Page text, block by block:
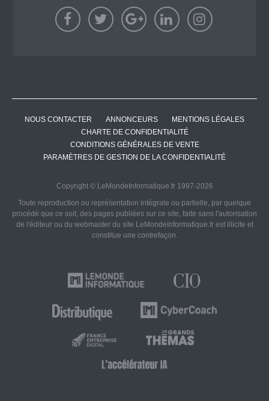
NOUS CONTACTER ANNONCEURS
MENTIONS LÉGALES
CHARTE DE CONFIDENTIALITÉ
CONDITIONS GÉNÉRALES DE VENTE
PARAMÈTRES DE GESTION DE LA CONFIDENTIALITÉ
Copyright © LeMondeInformatique.fr 1997-2026
Toute reproduction ou représentation intégrale ou partielle, par quelque
procédé que ce soit, des pages publiées sur ce site, faite sans l'autorisation
de l'éditeur ou du webmaster du site LeMondeInformatique.fr est illicite et
constitue une contrefaçon.